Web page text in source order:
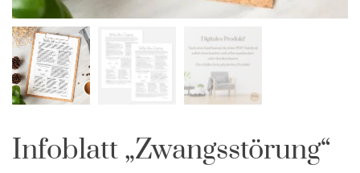
Infoblatt „Zwangsstörung“